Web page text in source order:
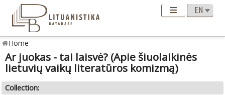
Home
Ar juokas - tai laisvė? (Apie šiuolaikinės
lietuvių vaikų literatūros komizmą)
Collection: